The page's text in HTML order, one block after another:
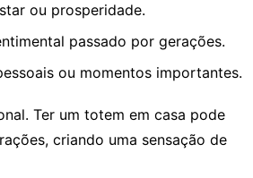
ou prosperidade.
passado por gerações.
ou momentos importantes.
Ter um totem em casa pode
criando uma sensação de